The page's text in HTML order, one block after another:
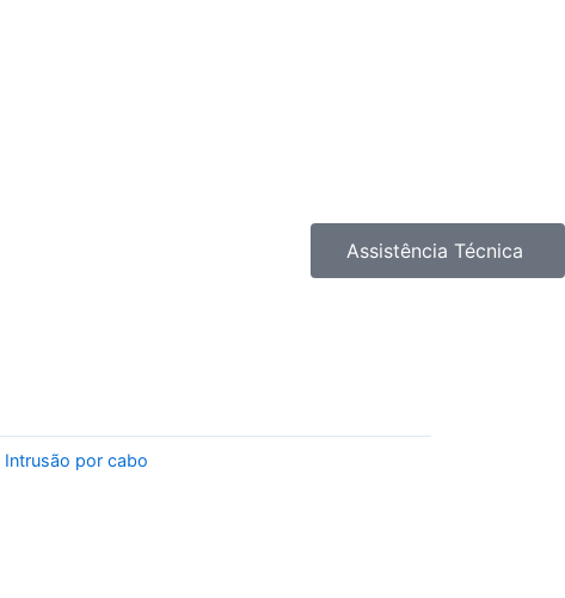
Assistência Técnica
Intrusão por cabo